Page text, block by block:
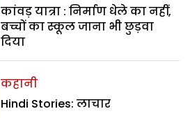
कांवड़ यात्रा : निर्माण धेले का नहीं,
बच्चों का स्कूल जाना भी छुड़वा
दिया
कहानी
Hindi Stories: लाचार